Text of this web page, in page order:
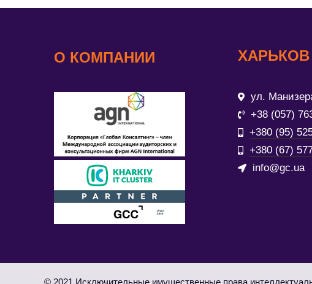
О КОМПАНИИ ХАРЬКОВ
ул.
+38 (057)
+380 (95)
+380 (67)
info@gc.ua